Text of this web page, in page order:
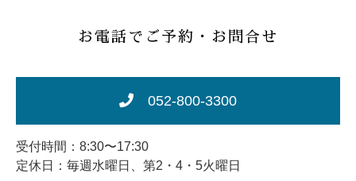
お電話でご予約・お問合せ
052-800-3300
受付時間：8:30〜17:30
定休日：毎週水曜日、第2・4・5火曜日